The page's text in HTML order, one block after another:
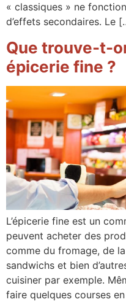
« classiques » ne
d’effets secondaires. Le
Que trouve-t-
épicerie fine ?
L’épicerie fine est un
peuvent acheter des
comme du fromage, de
sandwichs et bien
cuisiner par exemple.
faire quelques courses